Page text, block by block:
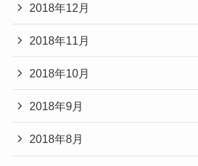
2018年12月
2018年11月
2018年10月
2018年9月
2018年8月